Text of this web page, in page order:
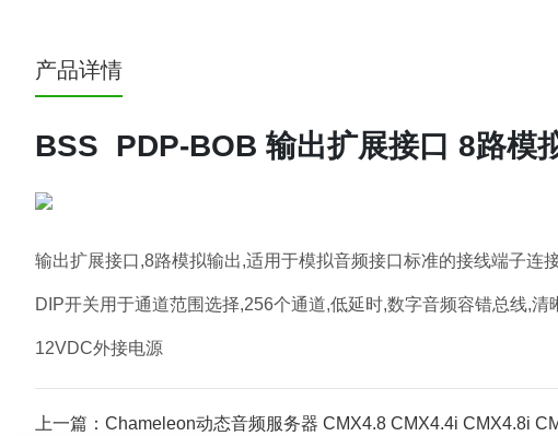
产品详情
BSS PDP-BOB 输出扩展接口 8路模
输出扩展接口,8路模拟输出,适用于模拟音频接口标准的接线端子连
DIP开关用于通道范围选择,256个通道,低延时,数字音频容错总线,清
12VDC外接电源
上一篇：Chameleon动态音频服务器 CMX4.8 CMX4.4i CMX4.8i